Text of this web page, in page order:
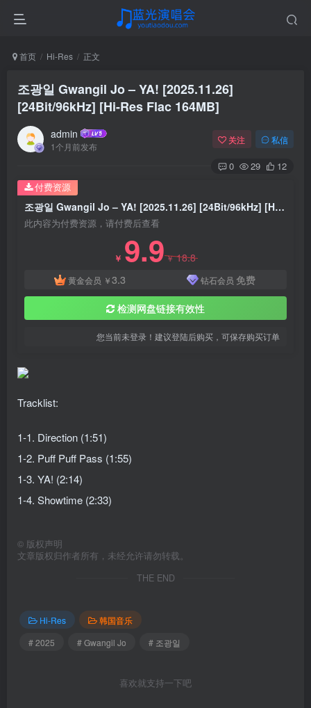
首页 Hi-Res 正文
조광일 Gwangil Jo – YA! [2025.11.26]
[24Bit/96kHz] [Hi-Res Flac 164MB]
admin
1个月前发布
关注 私信
0 29 12
조광일 Gwangil Jo – YA! [2025.11.26] [24Bit/96kHz] [Hi-Res Flac 164MB]
此内容为付费资源，请付费后查看
￥ 9.9￥18.8
黄金会员 ￥3.3 钻石会员 免费
检测网盘链接有效性
您当前未登录！建议登陆后购买，可保存购买订单
付费资源
Tracklist:
1-1. Direction (1:51)
1-2. Puff Puff Pass (1:55)
1-3. YA! (2:14)
1-4. Showtime (2:33)
© 版权声明
文章版权归作者所有，未经允许请勿转载。
THE END
Hi-Res
韩国音乐
# 2025
# Gwangil Jo # 조광일
喜欢就支持一下吧